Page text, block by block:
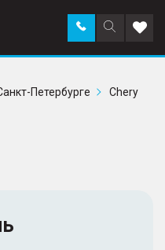
Поиск
по
Заказать
звонок в
Петербурге Chery